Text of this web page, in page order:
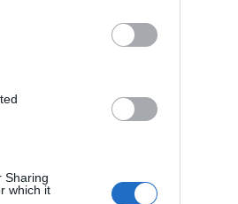
Sharing
which it
vai in un negozio di articoli nautici